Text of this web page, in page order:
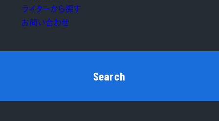
ライターから探す
お問い合わせ
Search